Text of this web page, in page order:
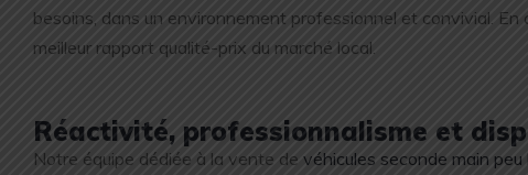
besoins, dans un environnement professionnel et convivial. En
meilleur rapport qualité-prix du marché local.
Réactivité, professionnalisme et
Notre équipe dédiée à la vente de véhicules seconde main